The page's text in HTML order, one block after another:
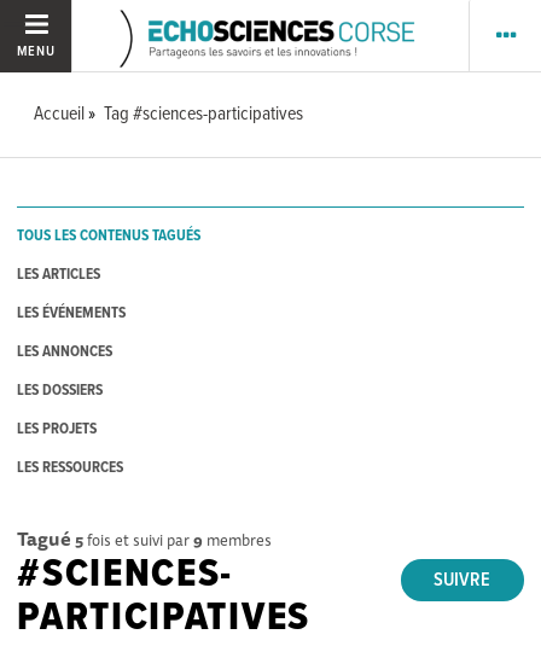
MENU
Accueil Tag #sciences-participatives
TOUS LES CONTENUS TAGUÉS
LES ARTICLES
LES ÉVÉNEMENTS
LES ANNONCES
LES DOSSIERS
LES PROJETS
LES RESSOURCES
Tagué 5fois et suivi par9 membres
SUIVRE
#SCIENCES-
PARTICIPATIVES